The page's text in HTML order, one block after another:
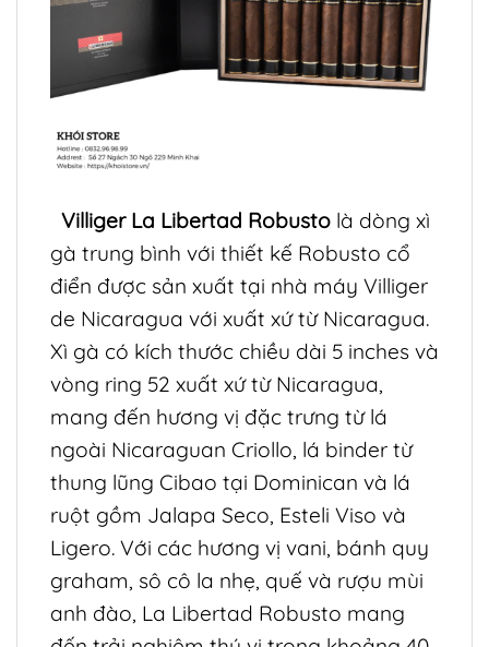
Villiger La Libertad Robusto là dòng xì
gà trung bình với thiết kế Robusto cổ
điển được sản xuất tại nhà máy Villiger
de Nicaragua với xuất xứ từ Nicaragua.
Xì gà có kích thước chiều dài 5 inches và
vòng ring 52 xuất xứ từ Nicaragua,
mang đến hương vị đặc trưng từ lá
ngoài Nicaraguan Criollo, lá binder từ
thung lũng Cibao tại Dominican và lá
ruột gồm Jalapa Seco, Esteli Viso và
Ligero. Với các hương vị vani, bánh quy
graham, sô cô la nhẹ, quế và rượu mùi
anh đào, La Libertad Robusto mang